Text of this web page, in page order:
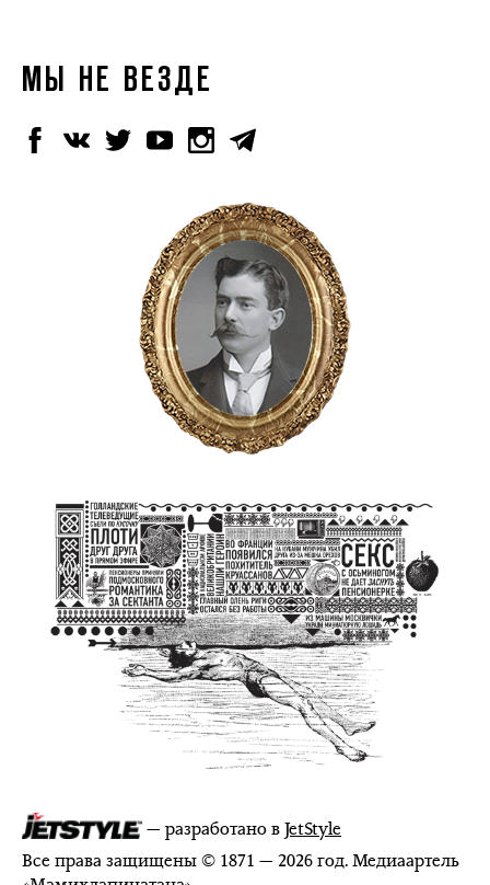
МЫ НЕ ВЕЗДЕ
— разработано вJetStyle
Все права защищены © 1871 — 2026 год. Медиаартель